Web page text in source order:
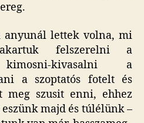
anyunál lettek volna, mi
felszerelni a
kimosni-kivasalni a
a szoptatós fotelt és
meg szusit enni, ehhez
majd és túlélünk –